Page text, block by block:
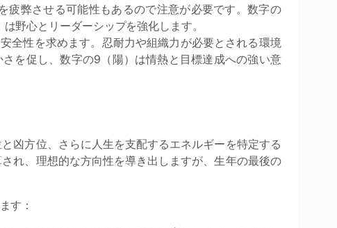
疲弊させる可能性もあるので注意が必要です。数字の
野心とリーダーシップを強化します。
全性を求めます。忍耐力や組織力が必要とされる環境
を促し、数字の9（陽）は情熱と目標達成への強い意
凶方位、さらに人生を支配するエネルギーを特定する
れ、理想的な方向性を導き出しますが、生年の最後の
す：